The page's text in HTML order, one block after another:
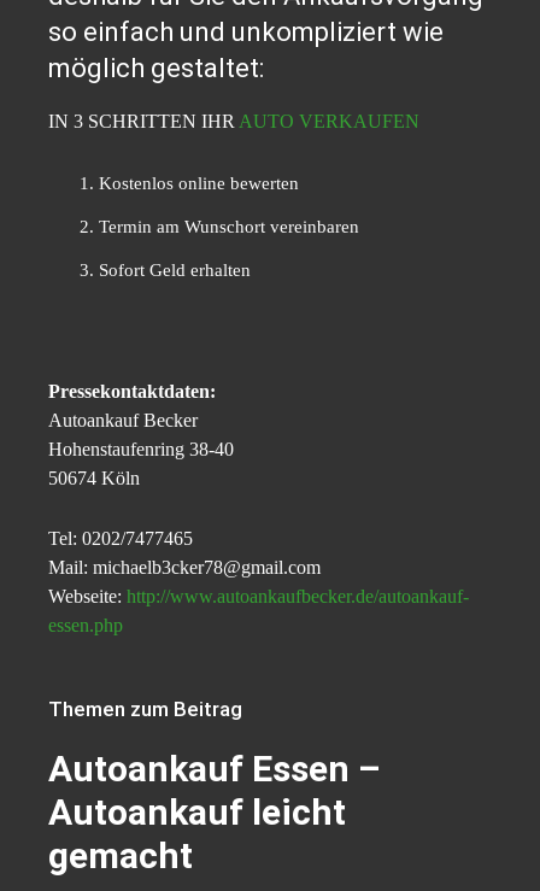
so einfach und unkompliziert wie
möglich gestaltet:
IN 3 SCHRITTEN IHR AUTO VERKAUFEN
Kostenlos online bewerten
Termin am Wunschort vereinbaren
Sofort Geld erhalten
Pressekontaktdaten:
Autoankauf Becker
Hohenstaufenring 38-40
50674 Köln
Tel: 0202/7477465
Mail: michaelb3cker78@gmail.com
Webseite: http://www.autoankaufbecker.de/autoankauf-
essen.php
Themen zum Beitrag
Autoankauf Essen –
Autoankauf leicht
gemacht